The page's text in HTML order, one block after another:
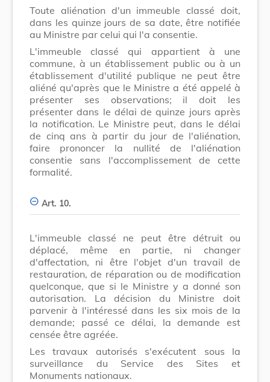
Toute aliénation d'un immeuble classé doit,
dans les quinze jours de sa date, être notifiée
au Ministre par celui qui l'a consentie.
L'immeuble classé qui appartient à une
commune, à un établissement public ou à un
établissement d'utilité publique ne peut être
aliéné qu'après que le Ministre a été appelé à
présenter ses observations; il doit les
présenter dans le délai de quinze jours après
la notification. Le Ministre peut, dans le délai
de cinq ans à partir du jour de l'aliénation,
faire prononcer la nullité de l'aliénation
consentie sans l'accomplissement de cette
formalité.
Art. 10.
L'immeuble classé ne peut être détruit ou
déplacé, même en partie, ni changer
d'affectation, ni être l'objet d'un travail de
restauration, de réparation ou de modification
quelconque, que si le Ministre y a donné son
autorisation. La décision du Ministre doit
parvenir à l'intéressé dans les six mois de la
demande; passé ce délai, la demande est
censée être agréée.
Les travaux autorisés s'exécutent sous la
surveillance du Service des Sites et
Monuments nationaux.